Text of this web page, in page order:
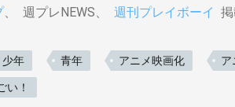
週プレNEWS 週刊プレイボーイ
少年 青年 アニメ映画化 ア
い！